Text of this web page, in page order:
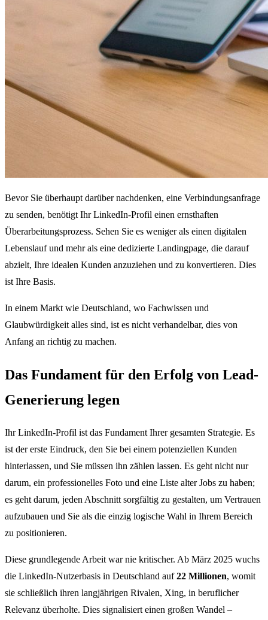
Bevor Sie überhaupt darüber nachdenken, eine Verbindungsanfrage
zu senden, benötigt Ihr LinkedIn-Profil einen ernsthaften
Überarbeitungsprozess. Sehen Sie es weniger als einen digitalen
Lebenslauf und mehr als eine dedizierte Landingpage, die darauf
abzielt, Ihre idealen Kunden anzuziehen und zu konvertieren. Dies
ist Ihre Basis.
In einem Markt wie Deutschland, wo Fachwissen und
Glaubwürdigkeit alles sind, ist es nicht verhandelbar, dies von
Anfang an richtig zu machen.
Das Fundament für den Erfolg von Lead-
Generierung legen
Ihr LinkedIn-Profil ist das Fundament Ihrer gesamten Strategie. Es
ist der erste Eindruck, den Sie bei einem potenziellen Kunden
hinterlassen, und Sie müssen ihn zählen lassen. Es geht nicht nur
darum, ein professionelles Foto und eine Liste alter Jobs zu haben;
es geht darum, jeden Abschnitt sorgfältig zu gestalten, um Vertrauen
aufzubauen und Sie als die einzig logische Wahl in Ihrem Bereich
zu positionieren.
Diese grundlegende Arbeit war nie kritischer. Ab März 2025 wuchs
die LinkedIn-Nutzerbasis in Deutschland auf22 Millionen, womit
sie schließlich ihren langjährigen Rivalen, Xing, in beruflicher
Relevanz überholte. Dies signalisiert einen großen Wandel –